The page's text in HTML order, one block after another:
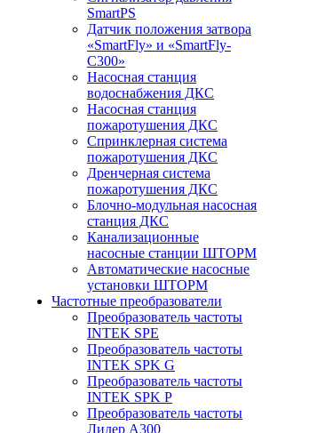
SmartPS
Датчик положения затвора
«SmartFly» и «SmartFly-
С300»
Насосная станция
водоснабжения ДКС
Насосная станция
пожаротушения ДКС
Спринклерная система
пожаротушения ДКС
Дренчерная система
пожаротушения ДКС
Блочно-модульная насосная
станция ДКС
Канализационные
насосные станции ШТОРМ
Автоматические насосные
установки ШТОРМ
Частотные преобразователи
Преобразователь частоты
INTEK SPE
Преобразователь частоты
INTEK SPK G
Преобразователь частоты
INTEK SPK P
Преобразователь частоты
Лидер А300